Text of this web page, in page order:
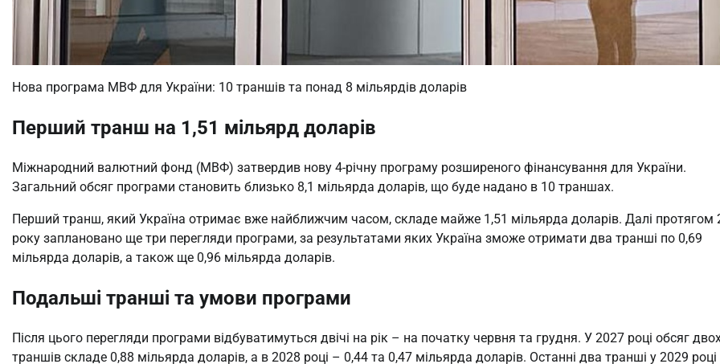
Нова програма МВФ для України: 10 траншів та понад 8 мільярдів доларів
Перший транш на 1,51 мільярд доларів
Міжнародний валютний фонд (МВФ) затвердив нову 4-річну програму розширеного фінансування для України.
Загальний обсяг програми становить близько 8,1 мільярда доларів, що буде надано в 10 траншах.
Перший транш, який Україна отримає вже найближчим часом, складе майже 1,51 мільярда доларів. Далі протягом
року заплановано ще три перегляди програми, за результатами яких Україна зможе отримати два транші по 0,69
мільярда доларів, а також ще 0,96 мільярда доларів.
Подальші транші та умови програми
Після цього перегляди програми відбуватимуться двічі на рік – на початку червня та грудня. У 2027 році обсяг
траншів складе 0,88 мільярда доларів, а в 2028 році – 0,44 та 0,47 мільярда доларів. Останні два транші у 2029 році